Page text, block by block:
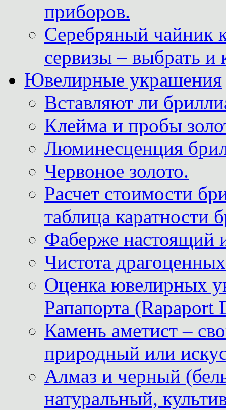
приборов.
Серебряный чайник
сервизы – выбрать и
Ювелирные украшения
Вставляют ли
Клейма и пробы
Люминесценция
Червоное золото.
Расчет стоимости
таблица каратности
Фаберже настоящий
Чистота
Оценка ювелирных
Рапапорта (Rapaport
Камень аметист –
природный или
Алмаз и черный
натуральный,